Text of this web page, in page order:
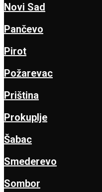
Novi Sad
Pančevo
Pirot
Požarevac
Priština
Prokuplje
Šabac
Smederevo
Sombor